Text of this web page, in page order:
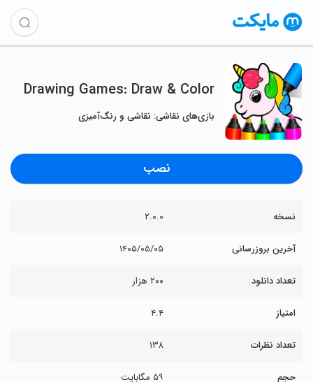
Drawing Games: Draw & Color
بازی‌های نقاشی: نقاشی و رنگ‌آمیزی
نصب
نسخه ۲.۰.۰
آخرین بروزرسانی ۱۴۰۵/۰۵/۰۵
تعداد دانلود ۲۰۰ هزار
امتیاز ۴.۴
تعداد نظرات ۱۳۸
حجم ۵۹ مگابایت